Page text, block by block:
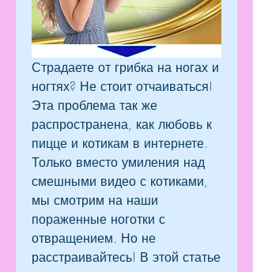
Страдаете от грибка на ногах и
ногтях? Не стоит отчаиваться!
Эта проблема так же
распространена, как любовь к
пицце и котикам в интернете.
Только вместо умиления над
смешными видео с котиками,
мы смотрим на наши
пораженные ноготки с
отвращением. Но не
расстраивайтесь! В этой статье